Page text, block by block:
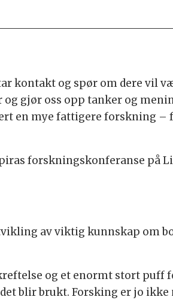
kontakt og spør om dere vil
gjør oss opp tanker og
en mye fattigere forskning
forskningskonferanse på
av viktig kunnskap om
og et enormt stort puff
blir brukt. Forsking er jo